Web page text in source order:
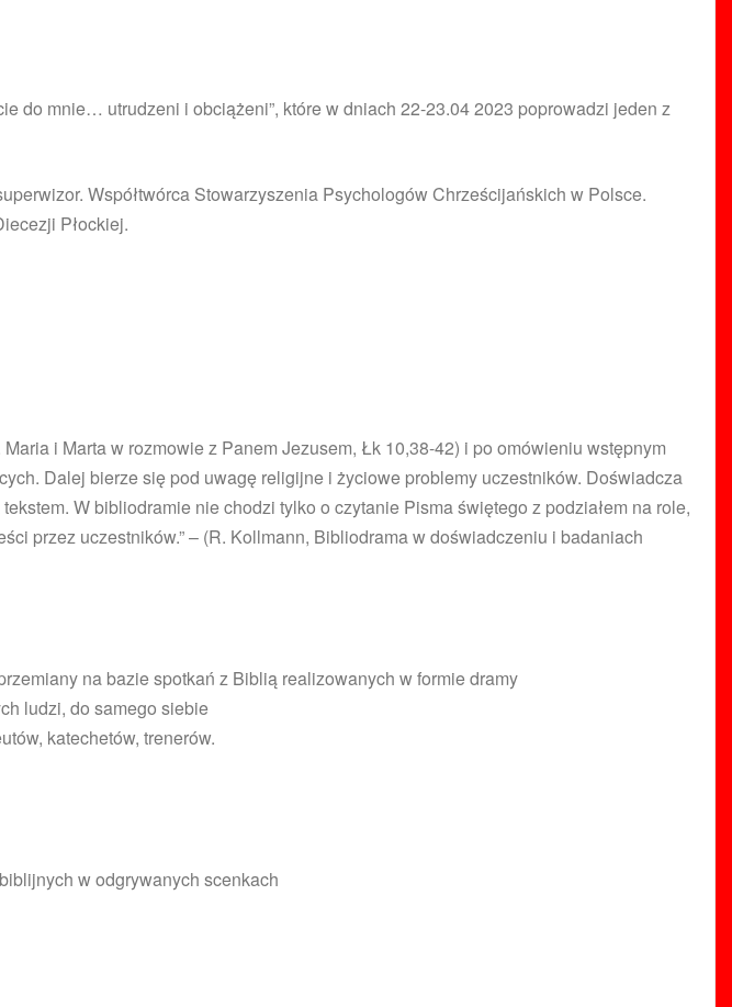
do mnie… utrudzeni i obciążeni”, które w dniach 22-23.04 2023 poprowadzi jeden z
Współtwórca Stowarzyszenia Psychologów Chrześcijańskich w Polsce.
Płockiej.
i Marta w rozmowie z Panem Jezusem, Łk 10,38-42) i po omówieniu wstępnym
Dalej bierze się pod uwagę religijne i życiowe problemy uczestników. Doświadcza
W bibliodramie nie chodzi tylko o czytanie Pisma świętego z podziałem na role,
przez uczestników.” – (R. Kollmann, Bibliodrama w doświadczeniu i badaniach
na bazie spotkań z Biblią realizowanych w formie dramy
ludzi, do samego siebie
katechetów, trenerów.
w odgrywanych scenkach